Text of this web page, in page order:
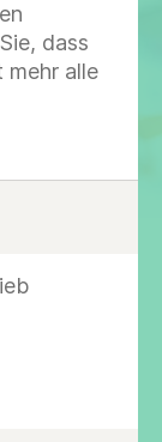
am
auch
Probleme
dass
mehr alle